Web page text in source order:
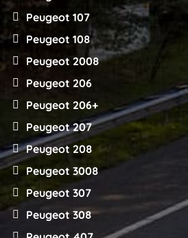
Peugeot 107
Peugeot 108
Peugeot 2008
Peugeot 206
Peugeot 206+
Peugeot 207
Peugeot 208
Peugeot 3008
Peugeot 307
Peugeot 308